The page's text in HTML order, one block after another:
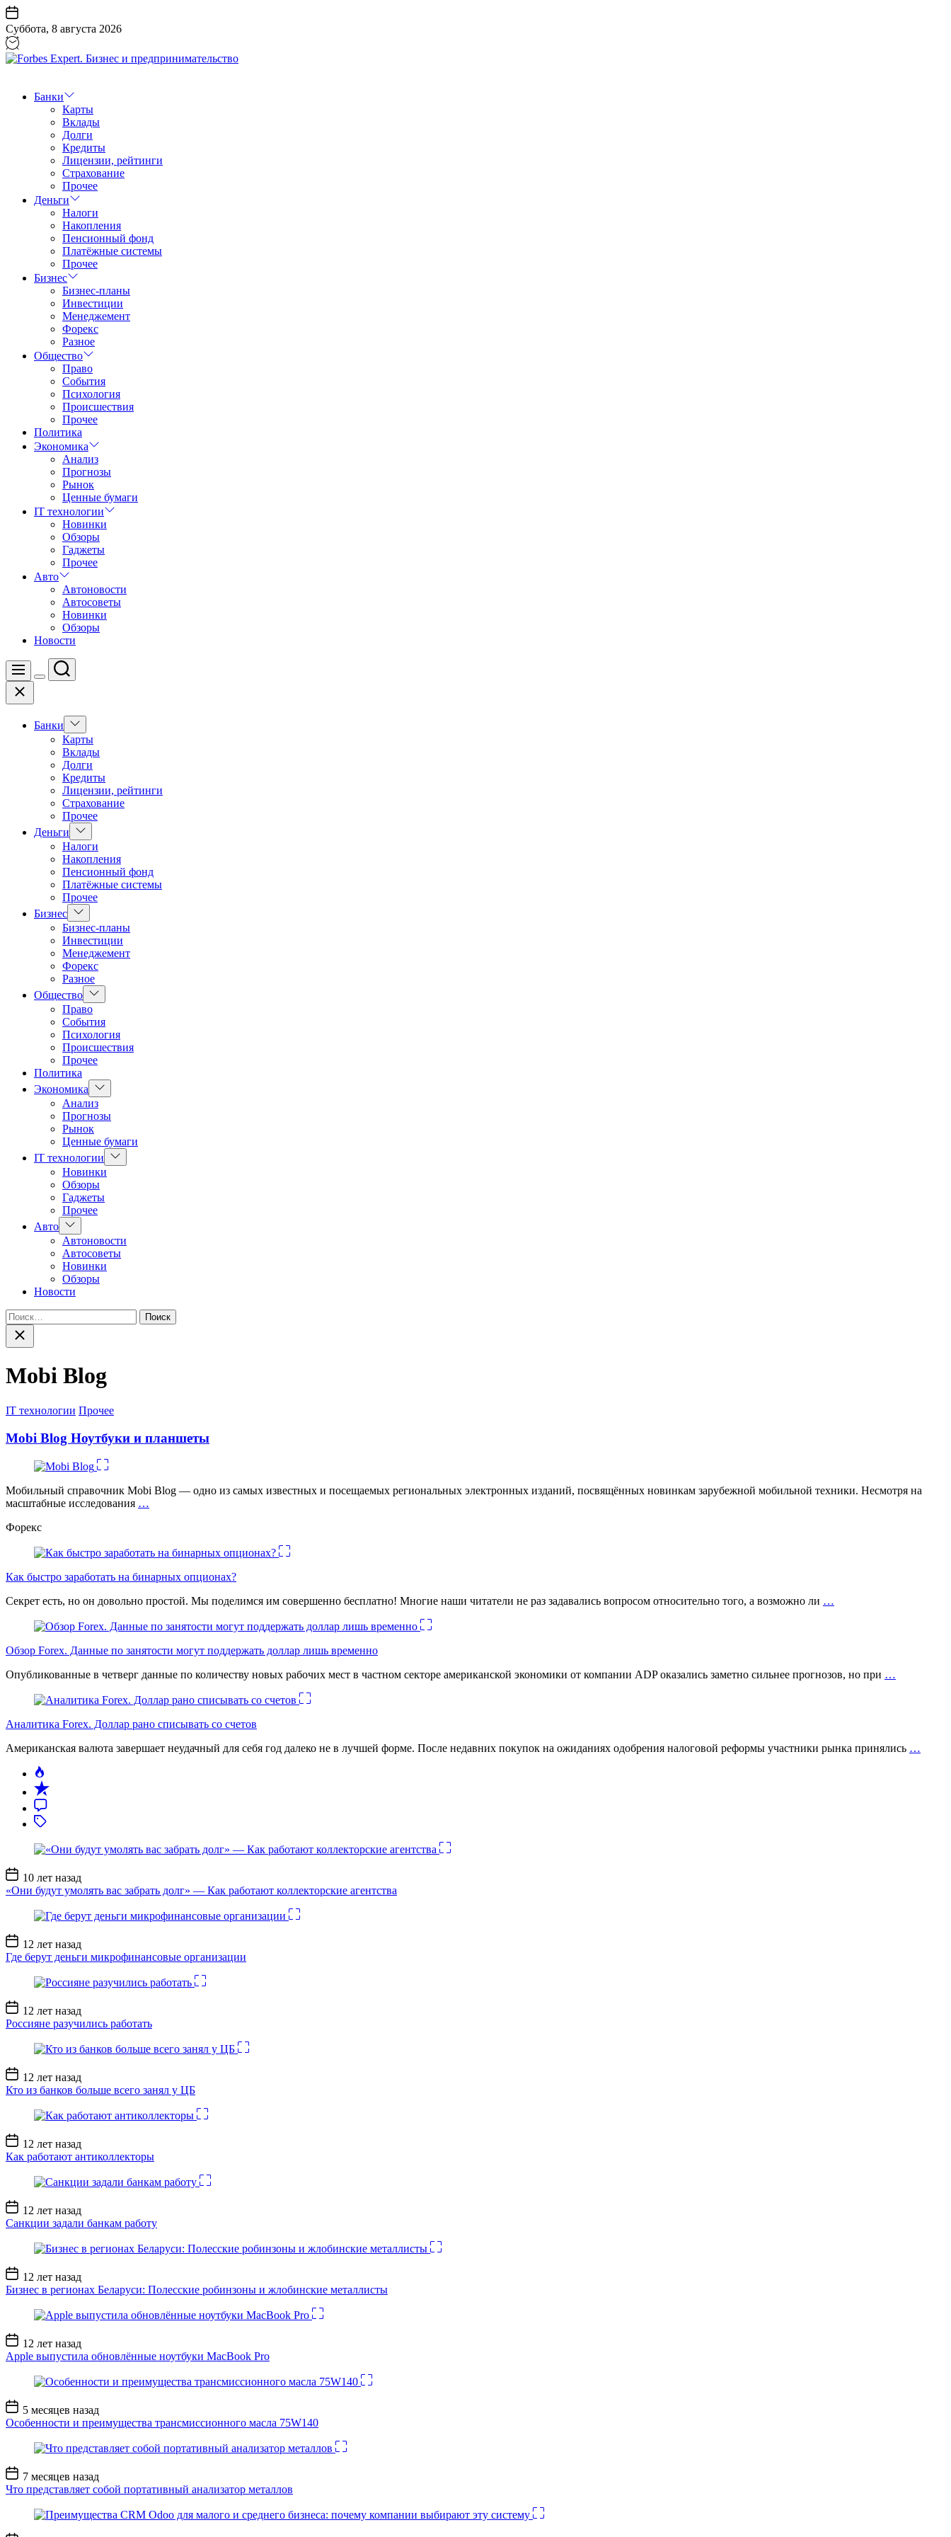
Перейти
к
содержанию
Суббота, 8 августа 2026
Бизнес
предпринимательство
Банки
Карты
Вклады
Долги
Кредиты
Лицензии, рейтинги
Страхование
Прочее
Деньги
Налоги
Накопления
Пенсионный фонд
Платёжные системы
Прочее
Бизнес
Бизнес-планы
Инвестиции
Менеджемент
Форекс
Разное
Общество
Право
События
Психология
Происшествия
Прочее
Политика
Экономика
Анализ
Прогнозы
Рынок
Ценные бумаги
IT технологии
Новинки
Обзоры
Гаджеты
Прочее
Авто
Автоновости
Автосоветы
Новинки
Обзоры
Новости
Меню
Цвет
Поиск
Закрыть
Банки
Показать
подменю
Карты
Вклады
Долги
Кредиты
Лицензии, рейтинги
Страхование
Прочее
Деньги
Показать
подменю
Налоги
Накопления
Пенсионный фонд
Платёжные системы
Прочее
Бизнес Показать
подменю
Бизнес-планы
Инвестиции
Менеджемент
Форекс
Разное
Общество Показать
подменю
Право
События
Психология
Происшествия
Прочее
Политика
Экономика
Показать
подменю
Анализ
Прогнозы
Рынок
Ценные бумаги
IT технологии
Показать
подменю
Новинки
Обзоры
Гаджеты
Прочее
Авто Показать
подменю
Автоновости
Автосоветы
Новинки
Обзоры
Новости
Найти:
Закрыть
поиск
Mobi Blog
Категории
IT технологии Прочее
Mobi Blog Ноутбуки и планшеты
Мобильный справочник Mobi Blog — одно из самых известных и посещаемых региональных электронных изданий, посвящённых новинкам зарубежной мобильной техники. Несмотря на
масштабные исследования …
Форекс
Как быстро заработать на бинарных опционах?
Секрет есть, но он довольно простой. Мы поделимся им совершенно бесплатно! Многие наши читатели не раз задавались вопросом относительно того, а возможно ли …
Обзор Forex. Данные по занятости могут поддержать доллар лишь временно
Опубликованные в четверг данные по количеству новых рабочих мест в частном секторе американской экономики от компании ADP оказались заметно сильнее прогнозов, но при …
Аналитика Forex. Доллар рано списывать со счетов
Американская валюта завершает неудачный для себя год далеко не в лучшей форме. После недавних покупок на ожиданиях одобрения налоговой реформы участники рынка принялись …
Дата
записи
10 лет назад
«Они будут умолять вас забрать долг» — Как работают коллекторские агентства
Дата
записи
12 лет назад
Где берут деньги микрофинансовые организации
Дата
записи
12 лет назад
Россияне разучились работать
Дата
записи
12 лет назад
Кто из банков больше всего занял у ЦБ
Дата
записи
12 лет назад
Как работают антиколлекторы
Дата
записи
12 лет назад
Санкции задали банкам работу
Дата
записи
12 лет назад
Бизнес в регионах Беларуси: Полесские робинзоны и жлобинские металлисты
Дата
записи
12 лет назад
Apple выпустила обновлённые ноутбуки MacBook Pro
Дата
записи
5 месяцев назад
Особенности и преимущества трансмиссионного масла 75W140
Дата
записи
7 месяцев назад
Что представляет собой портативный анализатор металлов